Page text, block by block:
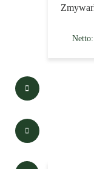
Netto: